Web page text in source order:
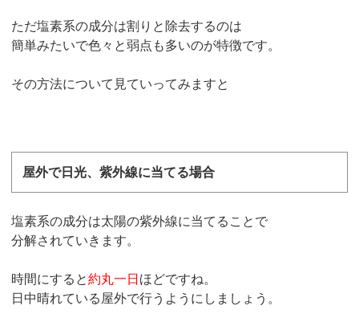
ただ塩素系の成分は割りと除去するのは
簡単みたいで色々と弱点も多いのが特徴です。
その方法について見ていってみますと
屋外で日光、紫外線に当てる場合
塩素系の成分は太陽の紫外線に当てることで
分解されていきます。
時間にすると約丸一日 ほどですね。
日中晴れている屋外で行うようにしましょう。